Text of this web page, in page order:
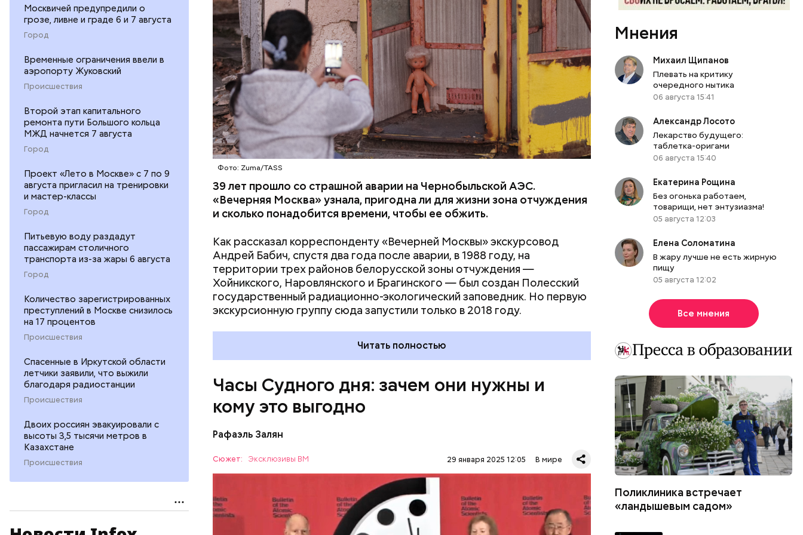
Москвичей предупредили о
грозе, ливне и граде 6 и 7 августа
Город
Временные ограничения ввели в
аэропорту Жуковский
Происшествия
Второй этап капитального
ремонта пути Большого кольца
МЖД начнется 7 августа
Город
Проект «Лето в Москве» с 7 по 9
августа пригласил на тренировки
и мастер-классы
Город
Питьевую воду раздадут
пассажирам столичного
транспорта из-за жары 6 августа
Город
Количество зарегистрированных
преступлений в Москве снизилось
на 17 процентов
Происшествия
Спасенные в Иркутской области
летчики заявили, что выжили
благодаря радиостанции
Происшествия
Двоих россиян эвакуировали с
высоты 3,5 тысячи метров в
Казахстане
Происшествия
Фото: Zuma/TASS
39 лет прошло со страшной аварии на Чернобыльской АЭС.
«Вечерняя Москва» узнала, пригодна ли для жизни зона отчуждения
и сколько понадобится времени, чтобы ее обжить.
Как рассказал корреспонденту «Вечерней Москвы» экскурсовод
Андрей Бабич, спустя два года после аварии, в 1988 году, на
территории трех районов белорусской зоны отчуждения —
Хойникского, Наровлянского и Брагинского — был создан Полесский
государственный радиационно-экологический заповедник. Но первую
экскурсионную группу сюда запустили только в 2018 году.
Читать полностью
Часы Судного дня: зачем они нужны и
кому это выгодно
Рафаэль Залян
Сюжет: Эксклюзивы ВМ 29 января 2025 12:05 В мире
Часы Судного дня — символ глобальной катастрофы для человечества
— был предложен в 1947 году группой ученых-атомщиков,
Их последствия не столь разрушительны, как ядерные взрывы, но лишь
в краткосрочной перспективе. Десятилетия антропогенных
преобразований атмосферы могут быть не менее катастрофичны, чем
ядерные удары. Тогда, в 2007 году, один из спонсоров «Бюллетеня
ученых-атомщиков» Стивен Хокинг призвал общественность не сидеть
на этой пороховой бочке сложа руки:
— Поскольку мы стоим на пороге второго ядерного века и периода
беспрецедентного изменения климата, ученые вновь несут особую
ответственность за информирование общественности и
консультирование лидеров об опасностях, с которыми сталкивается
человечество. Как ученые мы понимаем опасность ядерного оружия,
его разрушительные последствия и узнаем, как человеческая
деятельность и технологии влияют на климатические системы таким
образом, что могут навсегда изменить жизнь на Земле.
Мнения
Михаил Щипанов
Плевать на критику
очередного нытика
06 августа 15:41
Александр Лосото
Лекарство будущего:
таблетка-оригами
06 августа 15:40
Екатерина Рощина
Без огонька работаем,
товарищи, нет энтузиазма!
05 августа 12:03
Елена Соломатина
В жару лучше не есть жирную
пищу
05 августа 12:02
Все мнения
Поликлиника встречает
«ландышевым садом»